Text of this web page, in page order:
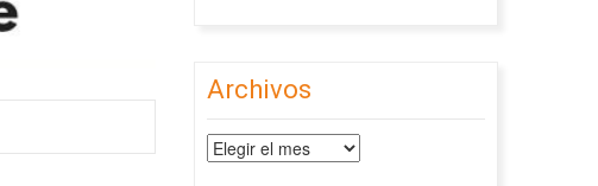
Archivos
Archivos